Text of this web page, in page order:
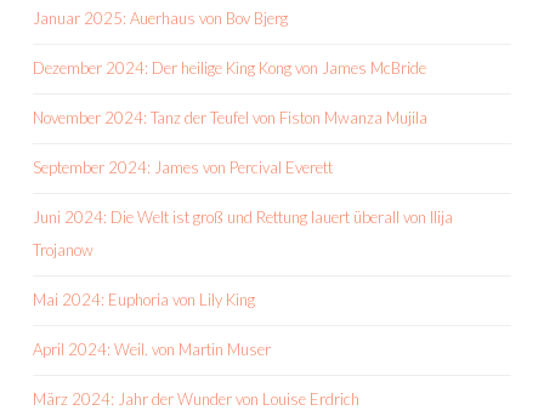
Januar 2025: Auerhaus von Bov Bjerg
Dezember 2024: Der heilige King Kong von James McBride
November 2024: Tanz der Teufel von Fiston Mwanza Mujila
September 2024: James von Percival Everett
Juni 2024: Die Welt ist groß und Rettung lauert überall von Ilija
Trojanow
Mai 2024: Euphoria von Lily King
April 2024: Weil. von Martin Muser
März 2024: Jahr der Wunder von Louise Erdrich